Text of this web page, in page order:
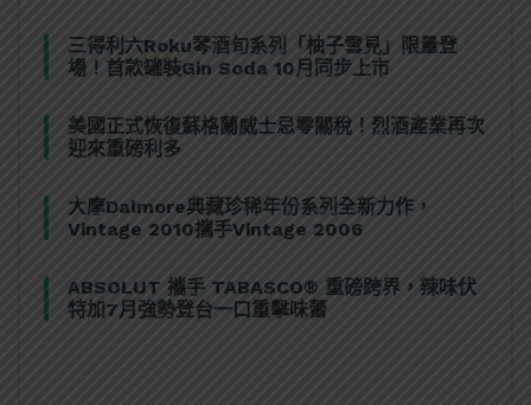
三得利六Roku琴酒旬系列「柚子雪見」限量登
場！首款罐裝Gin Soda 10月同步上市
美國正式恢復蘇格蘭威士忌零關稅！烈酒產業再次
迎來重磅利多
大摩Dalmore典藏珍稀年份系列全新力作，
Vintage 2010攜手Vintage 2006
ABSOLUT 攜手 TABASCO® 重磅跨界，辣味伏
特加7月強勢登台一口重擊味蕾